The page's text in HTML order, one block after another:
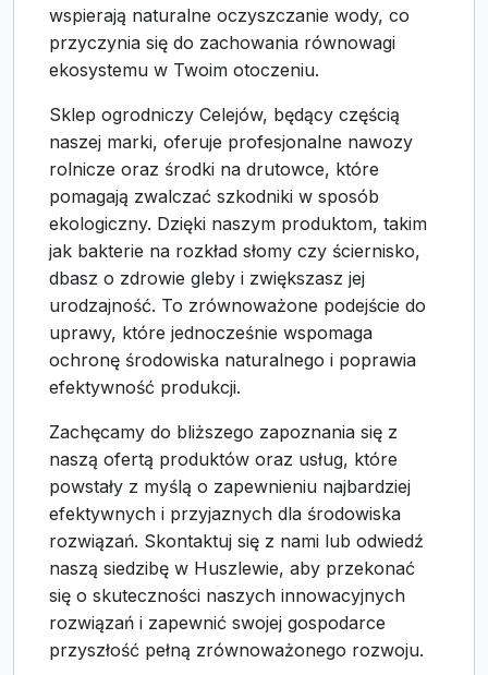
wspierają naturalne oczyszczanie wody, co
przyczynia się do zachowania równowagi
ekosystemu w Twoim otoczeniu.
Sklep ogrodniczy Celejów, będący częścią
naszej marki, oferuje profesjonalne nawozy
rolnicze oraz środki na drutowce, które
pomagają zwalczać szkodniki w sposób
ekologiczny. Dzięki naszym produktom, takim
jak bakterie na rozkład słomy czy ściernisko,
dbasz o zdrowie gleby i zwiększasz jej
urodzajność. To zrównoważone podejście do
uprawy, które jednocześnie wspomaga
ochronę środowiska naturalnego i poprawia
efektywność produkcji.
Zachęcamy do bliższego zapoznania się z
naszą ofertą produktów oraz usług, które
powstały z myślą o zapewnieniu najbardziej
efektywnych i przyjaznych dla środowiska
rozwiązań. Skontaktuj się z nami lub odwiedź
naszą siedzibę w Huszlewie, aby przekonać
się o skuteczności naszych innowacyjnych
rozwiązań i zapewnić swojej gospodarce
przyszłość pełną zrównoważonego rozwoju.